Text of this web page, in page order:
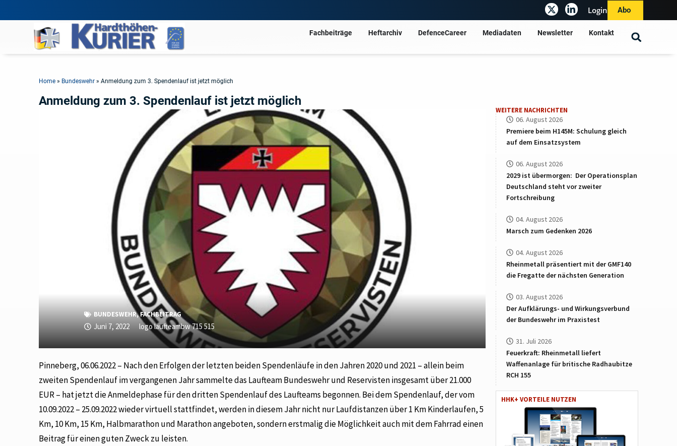
Login Abo
Fachbeiträge Heftarchiv DefenceCareer Mediadaten Newsletter Kontakt
Home » Bundeswehr »Anmeldung zum 3. Spendenlauf ist jetzt möglich
Anmeldung zum 3. Spendenlauf ist jetzt möglich
BUNDESWEHR,FACHBEITRAG
Juni 7, 2022 logo laufteambw 715 515
Pinneberg, 06.06.2022 – Nach den Erfolgen der letzten beiden Spendenläufe in den Jahren 2020 und 2021 – allein beim
zweiten Spendenlauf im vergangenen Jahr sammelte das Laufteam Bundeswehr und Reservisten insgesamt über 21.000
EUR – hat jetzt die Anmeldephase für den dritten Spendenlauf des Laufteams begonnen. Bei dem Spendenlauf, der vom
10.09.2022 – 25.09.2022 wieder virtuell stattfindet, werden in diesem Jahr nicht nur Laufdistanzen über 1 Km Kinderlaufen, 5
Km, 10 Km, 15 Km, Halbmarathon und Marathon angeboten, sondern erstmalig die Möglichkeit auch mit dem Fahrrad einen
Beitrag für einen guten Zweck zu leisten.
WEITERE NACHRICHTEN
06. August 2026
Premiere beim H145M: Schulung gleich
auf dem Einsatzsystem
06. August 2026
2029 ist übermorgen: Der Operationsplan
Deutschland steht vor zweiter
Fortschreibung
04. August 2026
Marsch zum Gedenken 2026
04. August 2026
Rheinmetall präsentiert mit der GMF140
die Fregatte der nächsten Generation
03. August 2026
Der Aufklärungs- und Wirkungsverbund
der Bundeswehr im Praxistest
31. Juli 2026
Feuerkraft: Rheinmetall liefert
Waffenanlage für britische Radhaubitze
RCH 155
HHK+ VORTEILE NUTZEN